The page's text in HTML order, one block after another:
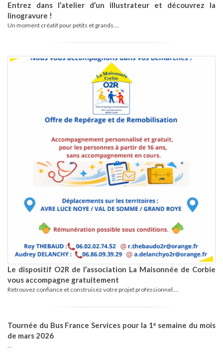
Entrez dans l’atelier d’un illustrateur et découvrez la
linogravure !
Un moment créatif pour petits et grands....
Le dispositif O2R de l’association La Maisonnée de Corbie
vous accompagne gratuitement
Retrouvez confiance et construisez votre projet professionnel....
Tournée du Bus France Services pour la 1ᵉ semaine du mois
de mars 2026
...